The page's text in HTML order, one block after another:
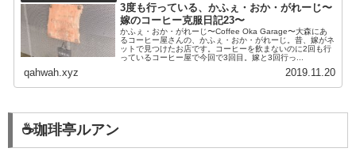
3度も行っている、かふぇ・おか・がれーじ〜
嫁のコーヒー克服日記23〜
かふぇ・おか・がれーじ〜Coffee Oka Garage〜大森にあ
るコーヒー屋さんの、かふぇ・おか・がれーじ。昔、嫁がネ
ットで見つけたお店です。コーヒーを飲まないのに2回も行
っているコーヒー屋で今回で3回目。嫁と3回行っ...
qahwah.xyz 2019.11.20
☕️珈琲亭ルアン